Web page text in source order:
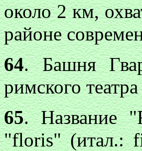
около 2 км,
районе
64. Башня
римского
65. Название
"floris" (итал.: